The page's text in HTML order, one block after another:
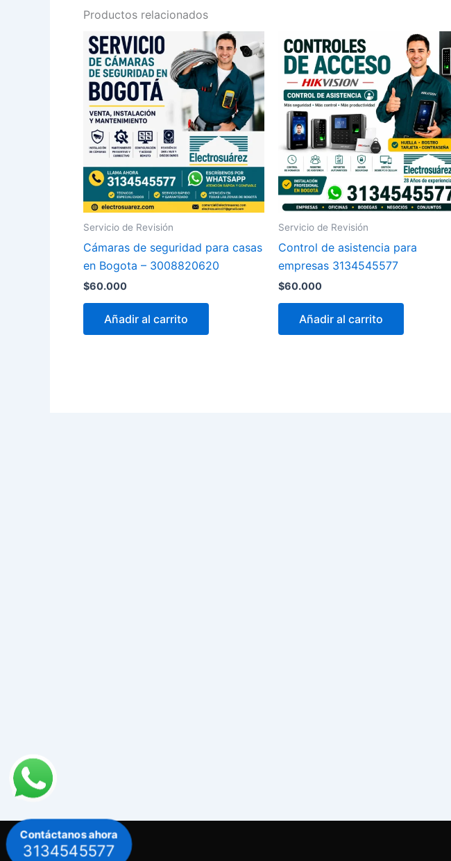
Productos relacionados
Servicio de Revisión
Cámaras de seguridad para casas
en Bogota – 3008820620
$60.000
Añadir al carrito
Servicio de Revisión
Control de asistencia para
empresas 3134545577
$60.000
Añadir al carrito
Contáctanos ahora
3134545577